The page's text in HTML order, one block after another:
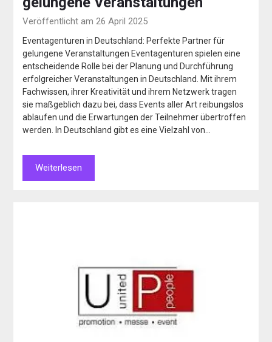
Veröffentlicht am 26 April 2025
Eventagenturen in Deutschland: Perfekte Partner für
gelungene Veranstaltungen Eventagenturen spielen eine
entscheidende Rolle bei der Planung und Durchführung
erfolgreicher Veranstaltungen in Deutschland. Mit ihrem
Fachwissen, ihrer Kreativität und ihrem Netzwerk tragen
sie maßgeblich dazu bei, dass Events aller Art reibungslos
ablaufen und die Erwartungen der Teilnehmer übertroffen
werden. In Deutschland gibt es eine Vielzahl von…
Weiterlesen